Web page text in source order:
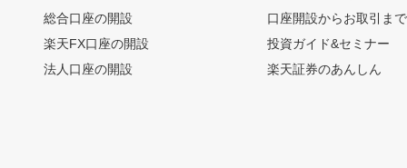
総合口座の開設
楽天FX口座の開設
法人口座の開設
口座開設からお取引ま
投資ガイド&セミナー
楽天証券のあんしん